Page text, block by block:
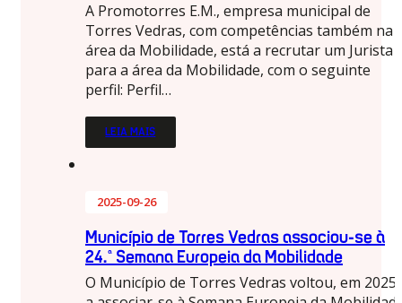
A Promotorres E.M., empresa municipal de
Torres Vedras, com competências também na
área da Mobilidade, está a recrutar um Jurista
para a área da Mobilidade, com o seguinte
perfil: Perfil…
LEIA MAIS
2025-09-26
Município de Torres Vedras associou-se à
24.ª Semana Europeia da Mobilidade
O Município de Torres Vedras voltou, em 2025,